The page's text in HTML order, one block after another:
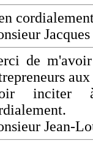
de
inciter
Jean-